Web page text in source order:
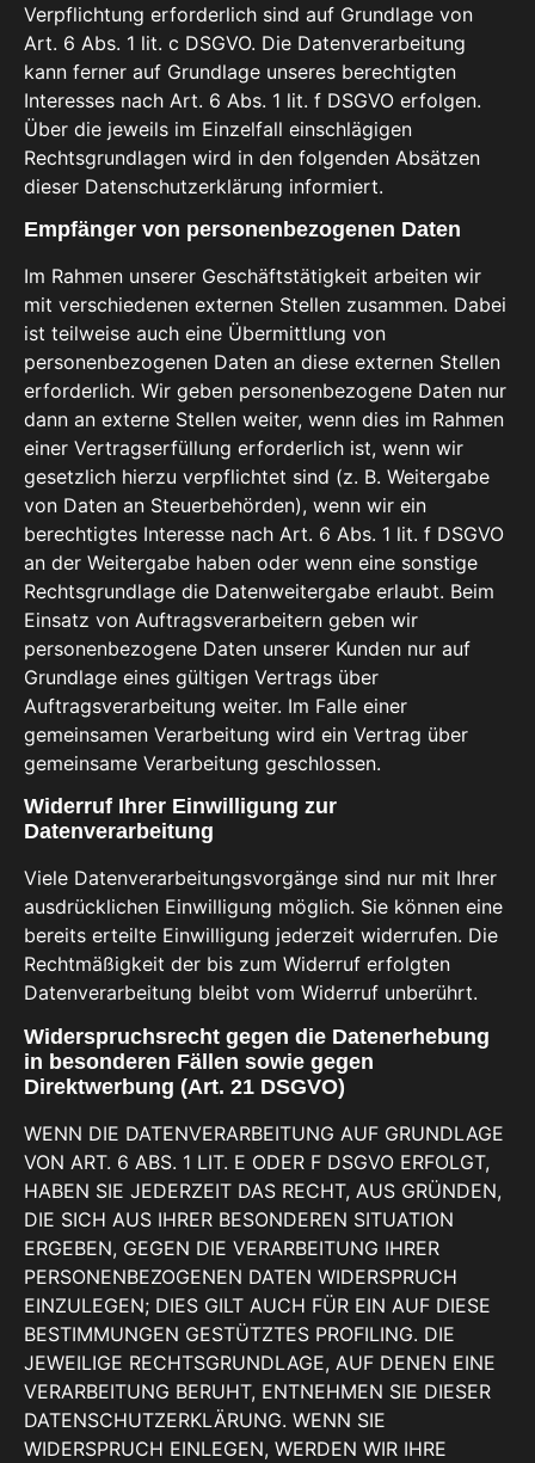
Verpflichtung erforderlich sind auf Grundlage von
Art. 6 Abs. 1 lit. c DSGVO. Die Datenverarbeitung
kann ferner auf Grundlage unseres berechtigten
Interesses nach Art. 6 Abs. 1 lit. f DSGVO erfolgen.
Über die jeweils im Einzelfall einschlägigen
Rechtsgrundlagen wird in den folgenden Absätzen
dieser Datenschutzerklärung informiert.
Empfänger von personenbezogenen Daten
Im Rahmen unserer Geschäftstätigkeit arbeiten wir
mit verschiedenen externen Stellen zusammen. Dabei
ist teilweise auch eine Übermittlung von
personenbezogenen Daten an diese externen Stellen
erforderlich. Wir geben personenbezogene Daten nur
dann an externe Stellen weiter, wenn dies im Rahmen
einer Vertragserfüllung erforderlich ist, wenn wir
gesetzlich hierzu verpflichtet sind (z. B. Weitergabe
von Daten an Steuerbehörden), wenn wir ein
berechtigtes Interesse nach Art. 6 Abs. 1 lit. f DSGVO
an der Weitergabe haben oder wenn eine sonstige
Rechtsgrundlage die Datenweitergabe erlaubt. Beim
Einsatz von Auftragsverarbeitern geben wir
personenbezogene Daten unserer Kunden nur auf
Grundlage eines gültigen Vertrags über
Auftragsverarbeitung weiter. Im Falle einer
gemeinsamen Verarbeitung wird ein Vertrag über
gemeinsame Verarbeitung geschlossen.
Widerruf Ihrer Einwilligung zur
Datenverarbeitung
Viele Datenverarbeitungsvorgänge sind nur mit Ihrer
ausdrücklichen Einwilligung möglich. Sie können eine
bereits erteilte Einwilligung jederzeit widerrufen. Die
Rechtmäßigkeit der bis zum Widerruf erfolgten
Datenverarbeitung bleibt vom Widerruf unberührt.
Widerspruchsrecht gegen die Datenerhebung
in besonderen Fällen sowie gegen
Direktwerbung (Art. 21 DSGVO)
WENN DIE DATENVERARBEITUNG AUF GRUNDLAGE
VON ART. 6 ABS. 1 LIT. E ODER F DSGVO ERFOLGT,
HABEN SIE JEDERZEIT DAS RECHT, AUS GRÜNDEN,
DIE SICH AUS IHRER BESONDEREN SITUATION
ERGEBEN, GEGEN DIE VERARBEITUNG IHRER
PERSONENBEZOGENEN DATEN WIDERSPRUCH
EINZULEGEN; DIES GILT AUCH FÜR EIN AUF DIESE
BESTIMMUNGEN GESTÜTZTES PROFILING. DIE
JEWEILIGE RECHTSGRUNDLAGE, AUF DENEN EINE
VERARBEITUNG BERUHT, ENTNEHMEN SIE DIESER
DATENSCHUTZERKLÄRUNG. WENN SIE
WIDERSPRUCH EINLEGEN, WERDEN WIR IHRE